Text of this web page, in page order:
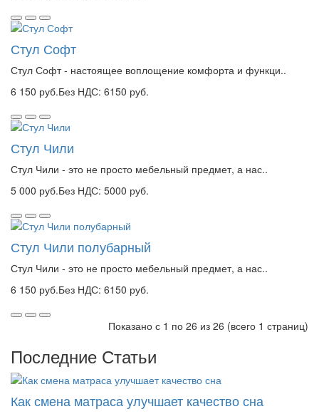
Стул Софт
Стул Софт - настоящее воплощение комфорта и функци..
6 150 руб.Без НДС: 6150 руб.
Стул Чили
Стул Чили - это не просто мебельный предмет, а нас..
5 000 руб.Без НДС: 5000 руб.
Стул Чили полубарный
Стул Чили - это не просто мебельный предмет, а нас..
6 150 руб.Без НДС: 6150 руб.
Показано с 1 по 26 из 26 (всего 1 страниц)
Последние Статьи
Как смена матраса улучшает качество сна